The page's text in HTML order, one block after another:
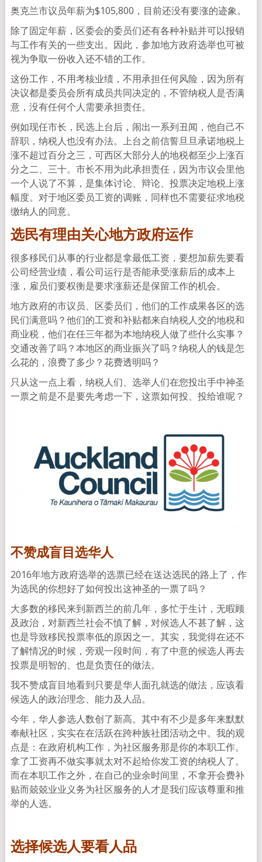
奥克兰市议员年薪为$105,800，目前还没有要涨的迹象。
除了固定年薪，区委会的委员们还有各种补贴并可以报销
与工作有关的一些支出。因此，参加地方政府选举也可被
视为争取一份收入还不错的工作。
这份工作，不用考核业绩，不用承担任何风险，因为所有
决议都是委员会所有成员共同决定的，不管纳税人是否满
意，没有任何个人需要承担责任。
例如现任市长，民选上台后，闹出一系列丑闻，他自己不
辞职，纳税人也没有办法。上台之前信誓旦旦承诺地税上
涨不超过百分之三，可西区大部分人的地税都至少上涨百
分之二、三十。市长不用为此承担责任，因为市议会里他
一个人说了不算，是集体讨论、辩论、投票决定地税上涨
幅度。对于地区委员工资的调账，同样也不需要征求地税
缴纳人的同意。
选民有理由关心地方政府运作
很多移民们从事的行业都是拿最低工资，要想加薪先要看
公司经营业绩，看公司运行是否能承受涨薪后的成本上
涨，雇员们要权衡是要求涨薪还是保留工作的机会。
地方政府的市议员、区委员们，他们的工作成果各区的选
民们满意吗？他们的工资和补贴都来自纳税人交的地税和
商业税，他们在任三年都为本地纳税人做了些什么实事？
交通改善了吗？本地区的商业振兴了吗？纳税人的钱是怎
么花的，浪费了多少？花费透明吗？
只从这一点上看，纳税人们、选举人们在您投出手中神圣
一票之前是不是要先考虑一下，这票如何投、投给谁呢？
不赞成盲目选华人
2016年地方政府选举的选票已经在送达选民的路上了，作
为选民的你想好了如何投出这神圣的一票了吗？
大多数的移民来到新西兰的前几年，多忙于生计，无暇顾
及政治，对新西兰社会不慎了解，对候选人不甚了解，这
也是导致移民投票率低的原因之一。其实，我觉得在还不
了解情况的时候，旁观一段时间，有了中意的候选人再去
投票是明智的、也是负责任的做法。
我不赞成盲目地看到只要是华人面孔就选的做法，应该看
候选人的政治理念、能力及人品。
今年，华人参选人数创了新高。其中有不少是多年来默默
奉献社区，实实在在活跃在跨种族社团活动之中。我的观
点是：在政府机构工作，为社区服务那是你的本职工作。
拿了工资再不做实事就太对不起给你发工资的纳税人了。
而在本职工作之外，在自己的业余时间里，不拿开会费补
贴而兢兢业业义务为社区服务的人才是我们应该尊重和推
举的人选。
选择候选人要看人品